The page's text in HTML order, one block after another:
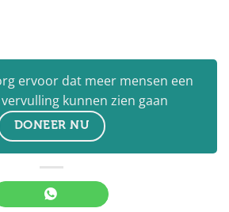
ervoor dat meer mensen een
kunnen zien gaan
DONEER NU